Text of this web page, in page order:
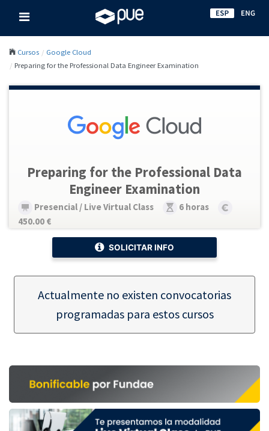
Cursos
Google Cloud
Preparing for the Professional Data Engineer Examination
Preparing for the Professional Data
Engineer Examination
Presencial / Live Virtual Class
6 horas
450.00 €
SOLICITAR INFO
Actualmente no existen convocatorias
programadas para estos cursos